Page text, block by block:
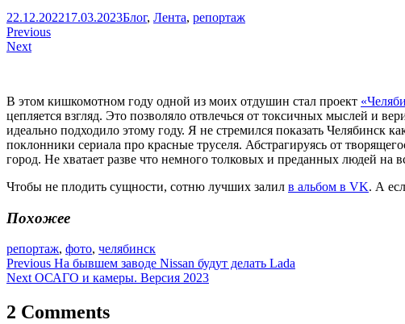
Артем
Краснов
22.12.202217.03.2023Блог, Лента, репортаж
Навигация
по
Previous
Next
В этом кишкомотном году одной из моих отдушин стал проект
цепляется взгляд. Это позволяло отвлечься от токсичных мыслей и
идеально подходило этому году. Я не стремился показать Челябинск
поклонники сериала про красные труселя. Абстрагируясь от
город. Не хватает разве что немного толковых и преданных людей на
Чтобы не плодить сущности, сотню лучших залил в альбом в VK. А
Похожее
репортаж, фото, челябинск
Навигация
по
записям
Previous На бывшем заводе Nissan будут делать Lada
Next ОСАГО и камеры. Версия 2023
2 Comments